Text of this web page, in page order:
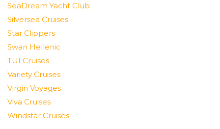
SeaDream Yacht Club
Silversea Cruises
Star Clippers
Swan Hellenic
TUI Cruises
Variety Cruises
Virgin Voyages
Viva Cruises
Windstar Cruises